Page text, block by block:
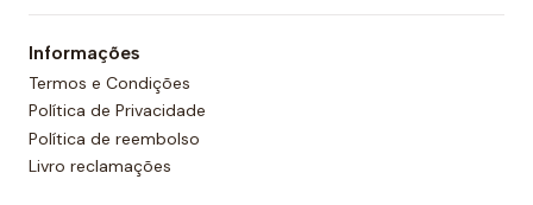
Informações
Termos e Condições
Política de Privacidade
Política de reembolso
Livro reclamações